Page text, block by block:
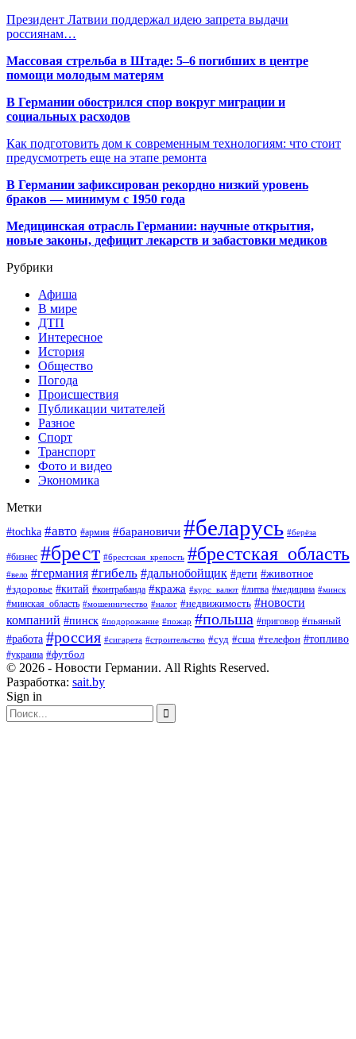
Президент Латвии поддержал идею запрета выдачи
россиянам…
Массовая стрельба в Штаде: 5–6 погибших в центре
помощи молодым матерям
В Германии обострился спор вокруг миграции и
социальных расходов
Как подготовить дом к современным технологиям: что стоит
предусмотреть еще на этапе ремонта
В Германии зафиксирован рекордно низкий уровень
браков — минимум с 1950 года
Медицинская отрасль Германии: научные открытия,
новые законы, дефицит лекарств и забастовки медиков
Рубрики
Афиша
В мире
ДТП
Интересное
История
Общество
Погода
Происшествия
Публикации читателей
Разное
Спорт
Транспорт
Фото и видео
Экономика
Метки
#tochka #авто #армия #барановичи #беларусь #берёза
#бизнес #брест #брестская_крепость #брестская_область
#вело #германия #гибель #дальнобойщик #дети #животное
#здоровье #китай #контрабанда #кража #курс_валют #литва #медицина #минск
#минская_область #мошенничество #налог #недвижимость #новости
компаний #пинск #подорожание #пожар #польша #приговор #пьяный
#работа #россия #сигарета #строительство #суд #сша #телефон #топливо
#украина #футбол
© 2026 - Новости Германии. All Rights Reserved.
Разработка: sait.by
Sign in